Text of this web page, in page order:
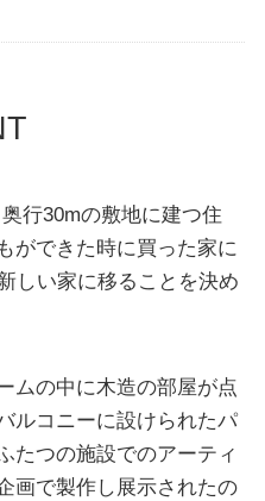
行30mの敷地に建つ住
ができた時に買った家に
しい家に移ることを決め
ムの中に木造の部屋が点
ルコニーに設けられたパ
たつの施設でのアーティ
画で製作し展示されたの